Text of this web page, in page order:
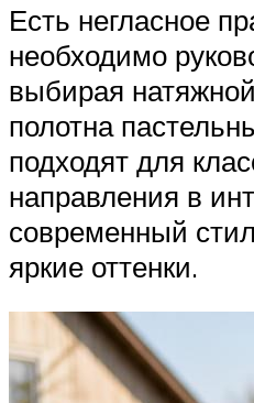
Есть негласное
необходимо
выбирая
полотна
подходят для
направления в
современный
яркие оттенки.